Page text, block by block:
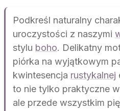
Podkreśl naturalny
uroczystości z naszymi
stylu boho. Delikatny
piórka na wyjątkowym
kwintesencja rustykalnej
to nie tylko praktyczne
ale przede wszystkim